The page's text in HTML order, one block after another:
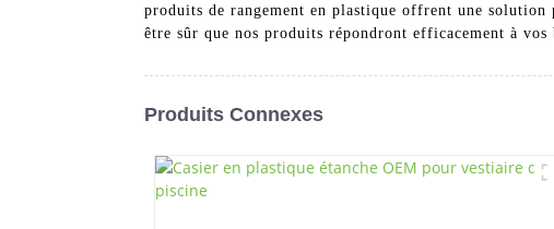
produits de rangement en plastique offrent une
être sûr que nos produits répondront efficacement à vos
Produits Connexes